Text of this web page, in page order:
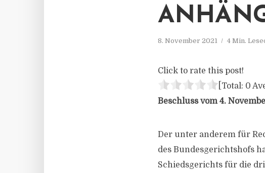
8. November 2021 4 Min.
Click to rate this post!
[Total: 0
Beschluss vom 4.
Der unter anderem für
des Bundesgerichtshofs
Schiedsgerichts für die